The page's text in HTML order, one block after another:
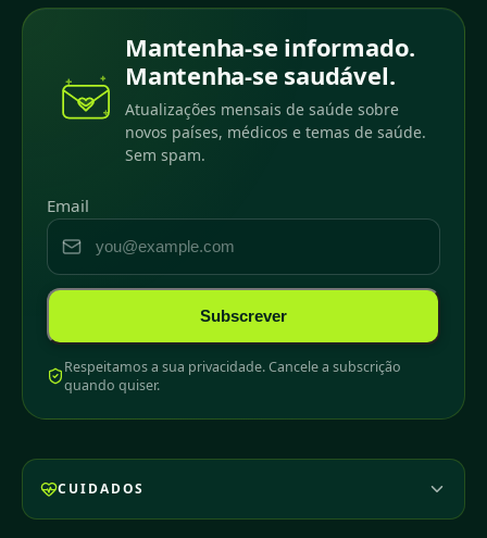
Mantenha-se informado.
Mantenha-se saudável.
Atualizações mensais de saúde sobre
novos países, médicos e temas de saúde.
Sem spam.
Email
Subscrever
Respeitamos a sua privacidade. Cancele a subscrição
quando quiser.
CUIDADOS